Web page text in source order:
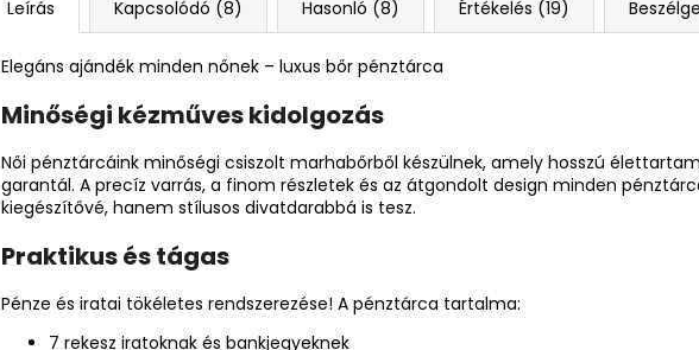
Leírás Kapcsolódó (8) Hasonló (8) Értékelés (19)
Elegáns ajándék minden nőnek – luxus bőr pénztárca
Minőségi kézműves kidolgozás
Női pénztárcáink minőségi csiszolt marhabőrből készülnek, amely hosszú
garantál. A precíz varrás, a finom részletek és az átgondolt design minden
kiegészítővé, hanem stílusos divatdarabbá is tesz.
Praktikus és tágas
Pénze és iratai tökéletes rendszerezése! A pénztárca tartalma:
7 rekesz iratoknak és bankjegyeknek